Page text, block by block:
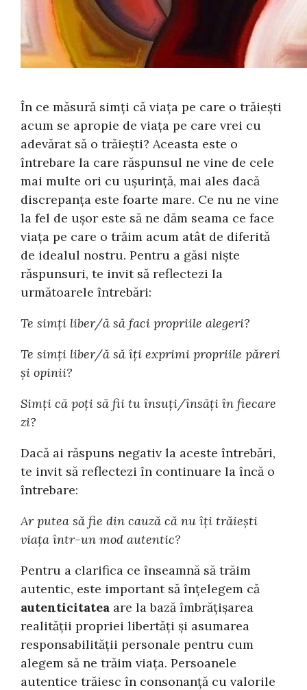
În ce măsură simți că viața pe care o trăiești
acum se apropie de viața pe care vrei cu
adevărat să o trăiești? Aceasta este o
întrebare la care răspunsul ne vine de cele
mai multe ori cu ușurință, mai ales dacă
discrepanța este foarte mare. Ce nu ne vine
la fel de ușor este să ne dăm seama ce face
viața pe care o trăim acum atât de diferită
de idealul nostru. Pentru a găsi niște
răspunsuri, te invit să reflectezi la
următoarele întrebări:
Te simți liber/ă să faci propriile alegeri?
Te simți liber/ă să îți exprimi propriile păreri
și opinii?
Simți că poți să fii tu însuți/însăți în fiecare
zi?
Dacă ai răspuns negativ la aceste întrebări,
te invit să reflectezi în continuare la încă o
întrebare:
Ar putea să fie din cauză că nu îți trăiești
viața într-un mod autentic?
Pentru a clarifica ce înseamnă să trăim
autentic, este important să înțelegem că
autenticitatea are la bază îmbrățișarea
realității propriei libertăți și asumarea
responsabilității personale pentru cum
alegem să ne trăim viața. Persoanele
autentice trăiesc în consonanță cu valorile